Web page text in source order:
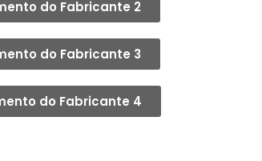
do Fabricante 2
do Fabricante 3
do Fabricante 4